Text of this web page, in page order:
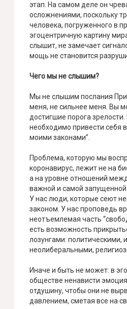
этап. На самом деле он
осложнениями, поскольку
человека, погруженного в
эгоцентричную картину
слышит, не замечает
мощь не становится
Чего мы не слышим?
Мы не слышим послания
меня, не сильнее меня. Вы
достигшие порога
необходимо привести себя
моими законами”.
Проблема, которую мы
коронавирус, лежит не на
а на уровне отношений
важной и самой
У нас люди, которые сеют
законом. У нас проповедь
неотъемлемая часть
есть возможность
лозунгами: политическими,
неолиберальными,
Иначе и быть не может: в
обществе ненависти
отдушину, чтобы они не
давлением, сметая все на